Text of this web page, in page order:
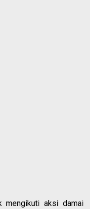
mengikuti aksi damai